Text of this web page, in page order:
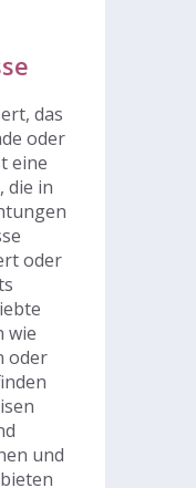
das
oder
eine
die in
oder
wie
oder
und